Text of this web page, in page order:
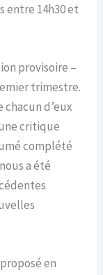
entre 14h30 et
provisoire –
trimestre.
d’eux
critique
complété
a été
en